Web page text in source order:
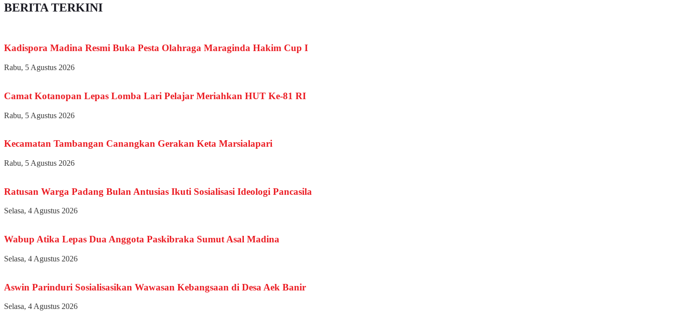
BERITA TERKINI
Kadispora Madina Resmi Buka Pesta Olahraga Maraginda Hakim Cup I
Rabu, 5 Agustus 2026
Camat Kotanopan Lepas Lomba Lari Pelajar Meriahkan HUT Ke-81 RI
Rabu, 5 Agustus 2026
Kecamatan Tambangan Canangkan Gerakan Keta Marsialapari
Rabu, 5 Agustus 2026
Ratusan Warga Padang Bulan Antusias Ikuti Sosialisasi Ideologi Pancasila
Selasa, 4 Agustus 2026
Wabup Atika Lepas Dua Anggota Paskibraka Sumut Asal Madina
Selasa, 4 Agustus 2026
Aswin Parinduri Sosialisasikan Wawasan Kebangsaan di Desa Aek Banir
Selasa, 4 Agustus 2026